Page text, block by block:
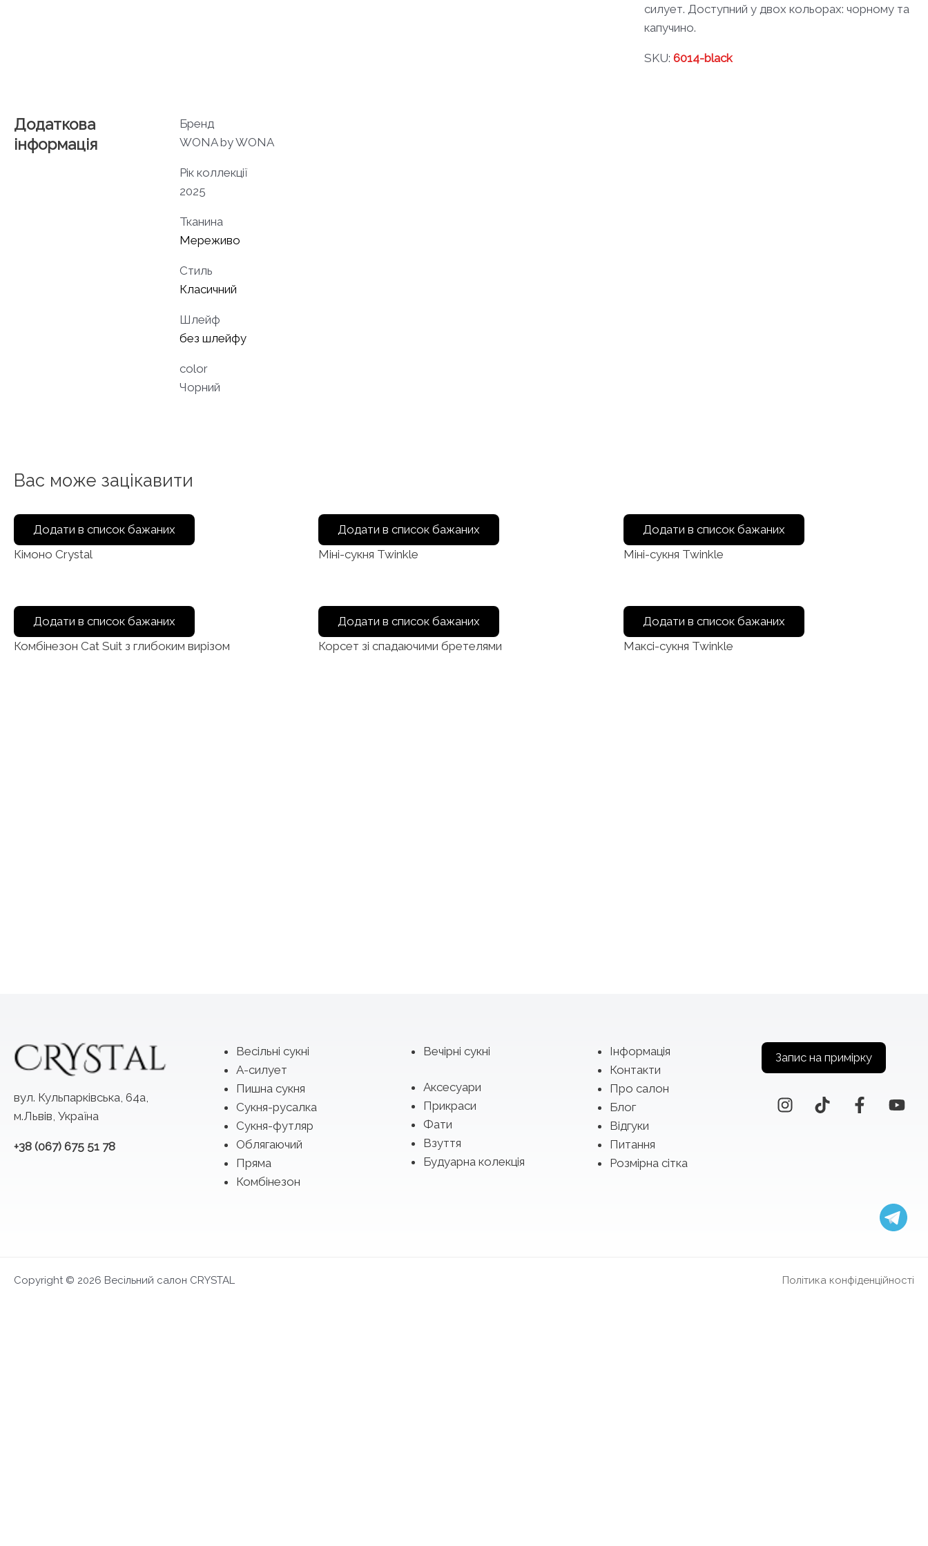
силует. Доступний у двох кольорах: чорному та
капучино.
SKU: 6014-black
Додаткова
інформація
Бренд
WONA by WONA
Рік коллекції
2025
Тканина
Мереживо
Стиль
Класичний
Шлейф
без шлейфу
color
Чорний
Вас може зацікавити
Додати в список бажаних
Кімоно Crystal
Додати в список бажаних
Міні-сукня Twinkle
Додати в список бажаних
Міні-сукня Twinkle
Додати в список бажаних
Комбінезон Cat Suit з глибоким вирізом
Додати в список бажаних
Корсет зі спадаючими бретелями
Додати в список бажаних
Максі-сукня Twinkle
вул. Кульпарківська, 64а,
м.Львів, Україна
+38 (067) 675 51 78
Весільні сукні
А-силует
Пишна сукня
Сукня-русалка
Сукня-футляр
Облягаючий
Пряма
Комбінезон
Вечірні сукні
Аксесуари
Прикраси
Фати
Взуття
Будуарна колекція
Інформація
Контакти
Про салон
Блог
Відгуки
Питання
Розмірна сітка
Запис на примірку
Copyright © 2026 Весільний салон CRYSTAL Політика конфіденційності